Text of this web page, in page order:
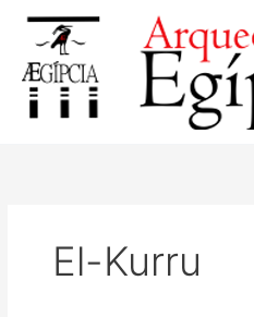
conteúdo
El-Kurru